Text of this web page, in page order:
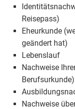
Reisepass)
Eheurkunde
geändert hat)
Lebenslauf
Nachweise
Berufsurkunde)
Nachweise